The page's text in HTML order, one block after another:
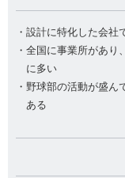
・設計に特化した会
・全国に事業所があ
に多い
・野球部の活動が盛
ある